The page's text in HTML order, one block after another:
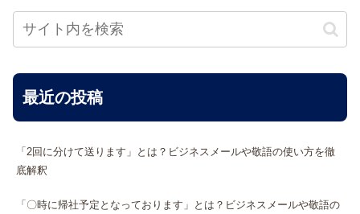
最近の投稿
「2回に分けて送ります」とは？ビジネスメールや敬語の使い方を徹
底解釈
「〇時に帰社予定となっております」とは？ビジネスメールや敬語の